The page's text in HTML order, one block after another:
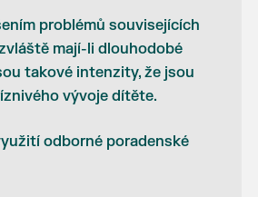
problémů souvisejících
mají-li dlouhodobé
takové intenzity, že jsou
vývoje dítěte.
odborné poradenské